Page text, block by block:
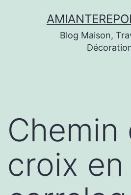
Blog Maison,
Chemin
croix en